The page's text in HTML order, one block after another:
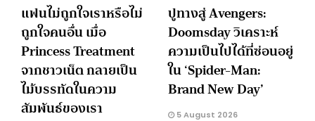
แฟนไม่ถูกใจเราหรือไม่
ถูกใจคนอื่น เมื่อ
Princess Treatment
จากชาวเน็ต กลายเป็น
ไม้บรรทัดในความ
สัมพันธ์ของเรา
ปูทางสู่ Avengers:
Doomsday วิเคราะห์
ความเป็นไปได้ที่ซ่อนอยู่
ใน ‘Spider-Man:
Brand New Day’
5 August 2026